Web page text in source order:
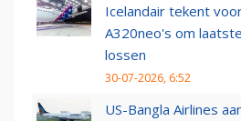
Icelandair tekent
A320neo's om
lossen
30-07-2026, 6:52
US-Bangla Airlines